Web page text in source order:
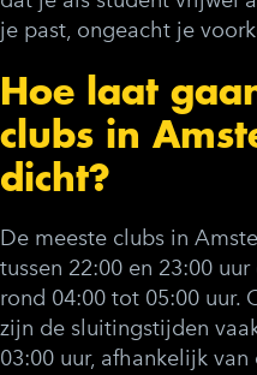
je past, ongeacht je
Hoe laat
clubs in
dicht?
De meeste clubs in
tussen 22:00 en 23:00
rond 04:00 tot 05:00 uur.
zijn de sluitingstijden
03:00 uur, afhankelijk